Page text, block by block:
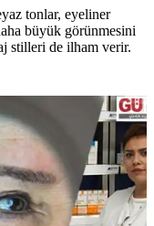
tonlar, eyeliner
büyük görünmesini
stilleri de ilham verir.